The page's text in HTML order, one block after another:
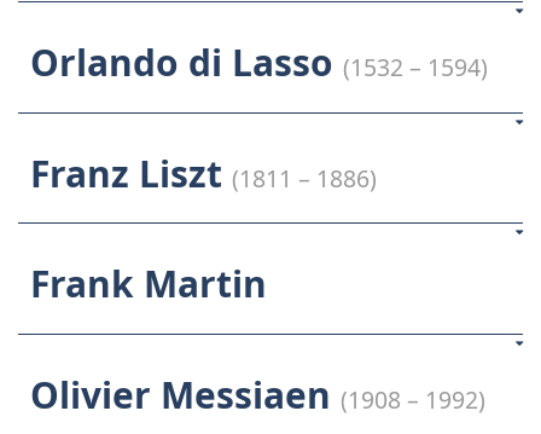
Orlando di Lasso (1532 – 1594)
Franz Liszt (1811 – 1886)
Frank Martin
Olivier Messiaen (1908 – 1992)